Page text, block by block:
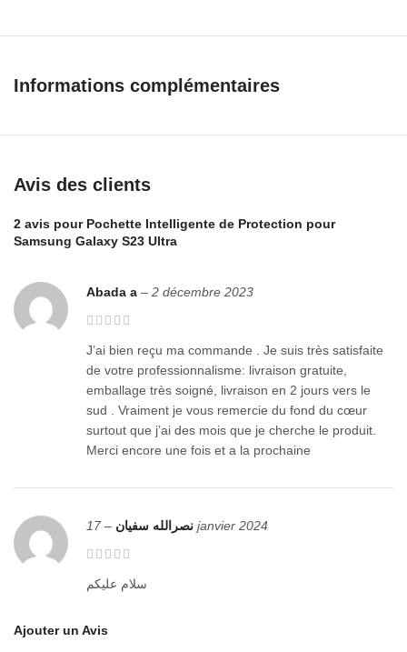
Format fin qui conserve une prise en main confortable
Protection au quotidien
une protection supplémentaire pour l’écran lorsque la pochette
est fermée.
Compatibilité précise
Cette pochette est conçue uniquement pour le Samsung Galaxy
S23 Ultra. Vérifiez le modèle dans les réglages de votre
smartphone avant commande : elle ne convient pas
automatiquement au Galaxy S23 standard ni au Galaxy S23 Plus.
Selon la version disponible, la fenêtre avant peut permettre de
consulter certaines informations telles que l’heure, les
notifications ou les appels sans ouvrir complètement le rabat. Les
des réglages du téléphone.
Informations complémentaires
Avis des clients
2 avis pour Pochette Intelligente de Protection pour
Samsung Galaxy S23 Ultra
Abada a – 2 décembre 2023
J’ai bien reçu ma commande . Je suis très satisfaite
de votre professionnalisme: livraison gratuite,
emballage très soigné, livraison en 2 jours vers le
sud . Vraiment je vous remercie du fond du cœur
surtout que j’ai des mois que je cherche le produit.
Merci encore une fois et a la prochaine
نصرالله سفيان – 17 janvier 2024
سلام عليكم
Ajouter un Avis